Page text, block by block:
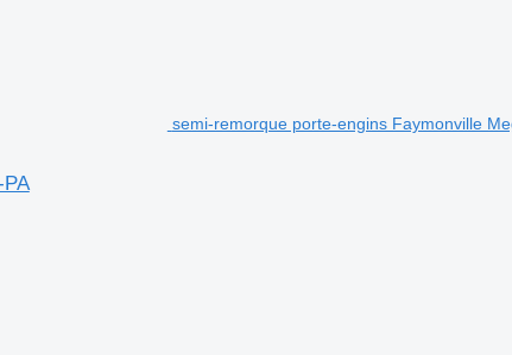
semi-remorque porte-engins Faymonville